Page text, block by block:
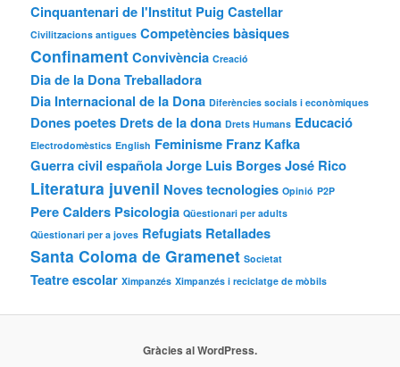
Cinquantenari de l'Institut Puig Castellar
Civilitzacions antigues Competències bàsiques
ConfinamentConvivència Creació
Dia de la Dona Treballadora
Dia Internacional de la Dona Diferències socials i econòmiques
Dones poetes Drets de la dona Drets Humans Educació
Electrodomèstics English Feminisme Franz Kafka
Guerra civil españolaJorge Luis BorgesJosé Rico
Literatura juvenil Noves tecnologies Opinió P2P
Pere Calders Psicologia Qüestionari per adults
Qüestionari per a joves Refugiats Retallades
Santa Coloma de Gramenet Societat
Teatre escolar Ximpanzés Ximpanzés i reciclatge de mòbils
Gràcies al WordPress.